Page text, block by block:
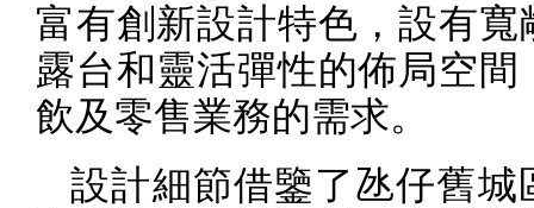
富有創新設計特色，設有寬
露台和靈活彈性的佈局空間
飲及零售業務的需求。
設計細節借鑒了氹仔舊城